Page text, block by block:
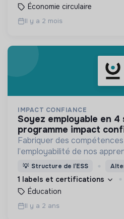
Économie circulaire
Il y a 2 mois
IMPACT CONFIANCE
soyez employable en 4 semaines avec le
programme impact
Fabriquer des
l’employabilité de nos
l’envie valent autant que le
💡 Structure de l’ESS
1 labels et certifications
Éducation
Il y a 2 ans